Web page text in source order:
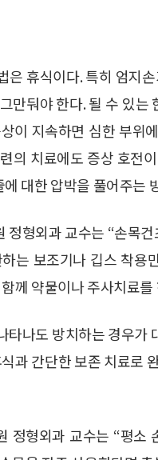
은 휴식이다. 특히 엄지
만둬야 한다. 될 수 있
이 지속하면 심한 부위
의 치료에도 증상 호전
대한 압박을 풀어주는
정형외과 교수는 “손목
는 보조기나 깁스 착용
께 약물이나 주사치료
타나도 방치하는 경우가
과 간단한 보존 치료로
정형외과 교수는 “평